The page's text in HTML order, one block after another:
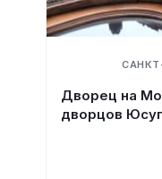
Дворец на
дворцов